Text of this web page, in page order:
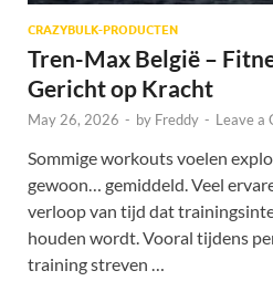
CRAZYBULK-PRODUCTEN
Tren-Max België –
Gericht op Kracht
May 26, 2026 - by Freddy - Leave a
Sommige workouts voelen
gewoon… gemiddeld. Veel
verloop van tijd dat
houden wordt. Vooral tijdens
training streven …